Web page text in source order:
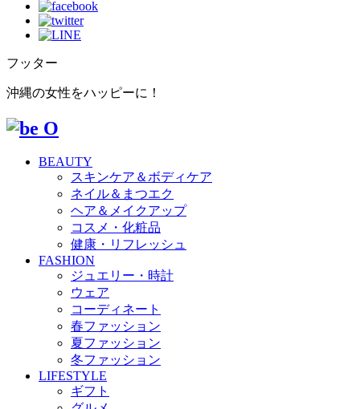
フッター
沖縄の女性をハッピーに！
BEAUTY
スキンケア＆ボディケア
ネイル＆まつエク
ヘア＆メイクアップ
コスメ・化粧品
健康・リフレッシュ
FASHION
ジュエリー・時計
ウェア
コーディネート
春ファッション
夏ファッション
冬ファッション
LIFESTYLE
ギフト